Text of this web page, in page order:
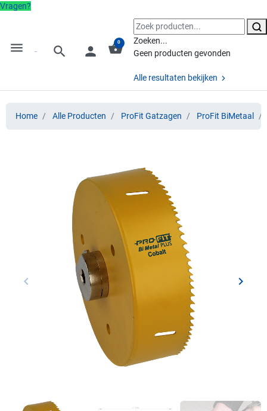
Vragen?
menu search person shopping_basket
0
Zoeken...
Geen producten gevonden
Alle resultaten bekijken
Home Alle Producten ProFit Gatzagen ProFit BiMetaal
Vorige
keyboard_arrow_left keyboard_arrow_right